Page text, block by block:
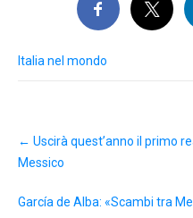
Italia nel mondo
navigation
← Uscirà quest’anno il primo
Messico
García de Alba: «Scambi tra